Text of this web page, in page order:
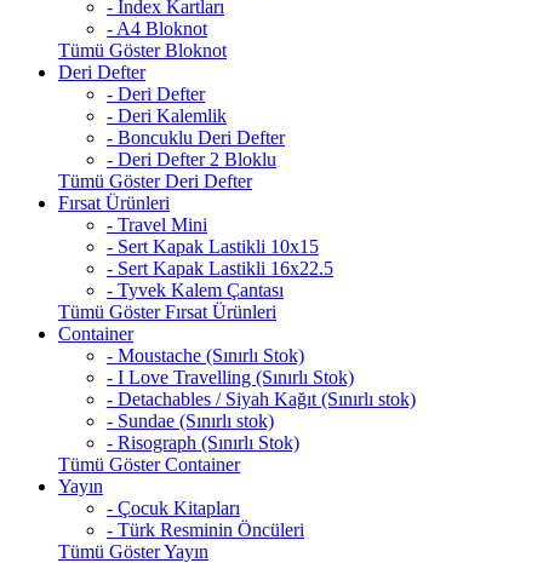
- İndex Kartları
- A4 Bloknot
Tümü Göster Bloknot
Deri Defter
- Deri Defter
- Deri Kalemlik
- Boncuklu Deri Defter
- Deri Defter 2 Bloklu
Tümü Göster Deri Defter
Fırsat Ürünleri
- Travel Mini
- Sert Kapak Lastikli 10x15
- Sert Kapak Lastikli 16x22.5
- Tyvek Kalem Çantası
Tümü Göster Fırsat Ürünleri
Container
- Moustache (Sınırlı Stok)
- I Love Travelling (Sınırlı Stok)
- Detachables / Siyah Kağıt (Sınırlı stok)
- Sundae (Sınırlı stok)
- Risograph (Sınırlı Stok)
Tümü Göster Container
Yayın
- Çocuk Kitapları
- Türk Resminin Öncüleri
Tümü Göster Yayın